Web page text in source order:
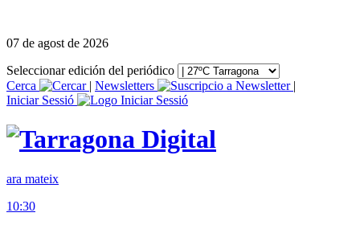
07 de agost de 2026
Seleccionar edición del periódico
Cerca
| Newsletters
|
Iniciar Sessió
ara mateix
10:30